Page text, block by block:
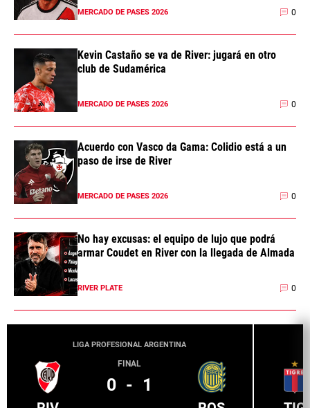
MERCADO DE PASES 2026 0
Kevin Castaño se va de River: jugará en otro
club de Sudamérica
MERCADO DE PASES 2026 0
Acuerdo con Vasco da Gama: Colidio está a un
paso de irse de River
MERCADO DE PASES 2026 0
No hay excusas: el equipo de lujo que podrá
armar Coudet en River con la llegada de Almada
RIVER PLATE 0
LIGA PROFESIONAL ARGENTINA
FINAL
0 - 1